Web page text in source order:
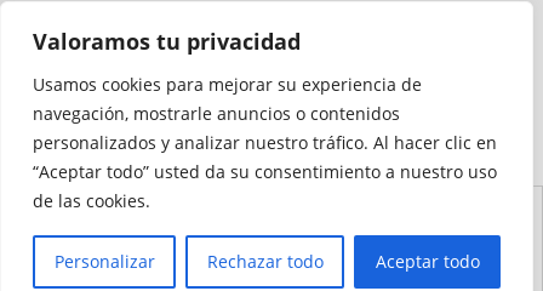
Valoramos tu privacidad
Usamos cookies para mejorar su experiencia de
navegación, mostrarle anuncios o contenidos
personalizados y analizar nuestro tráfico. Al hacer clic en
“Aceptar todo” usted da su consentimiento a nuestro uso
de las cookies.
Personalizar Rechazar todo Aceptar todo
Medio auditado por
Accesibilidad
Sitio
Cookies
Privacidad